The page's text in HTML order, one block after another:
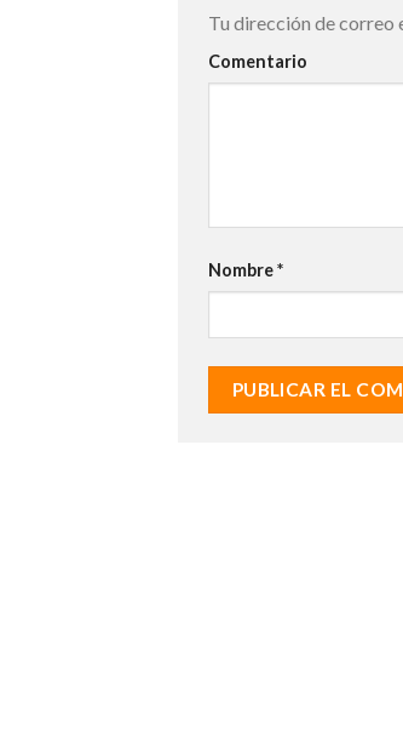
Tu dirección de correo
Comentario
Nombre*